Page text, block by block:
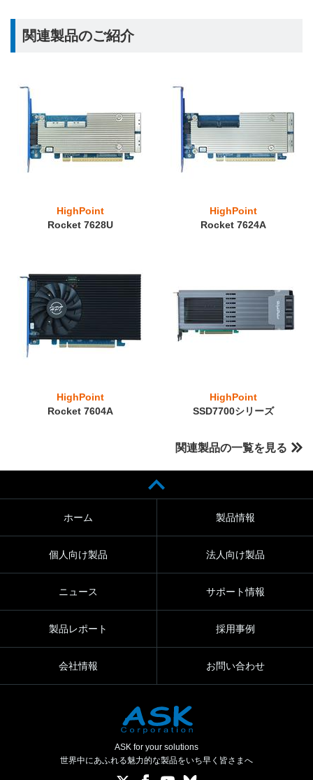
関連製品のご紹介
HighPoint
Rocket 7628U
HighPoint
Rocket 7624A
HighPoint
Rocket 7604A
HighPoint
SSD7700シリーズ
関連製品の一覧を見る
ホーム 製品情報
個人向け製品 法人向け製品
ニュース サポート情報
製品レポート 採用事例
会社情報 お問い合わせ
ASK for your solutions
世界中にあふれる魅力的な製品をいち早く皆さまへ